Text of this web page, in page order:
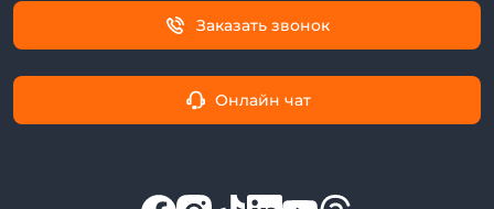
Заказать звонок
Онлайн чат